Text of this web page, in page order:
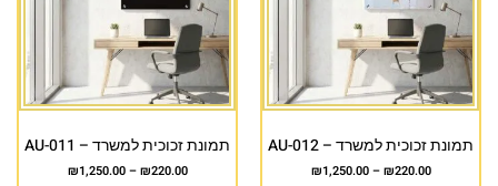
תמונת זכוכית למשרד – AU-012
₪220.00
–
₪1,250.00
תמונת זכוכית למשרד – AU-011
₪220.00
–
₪1,250.00